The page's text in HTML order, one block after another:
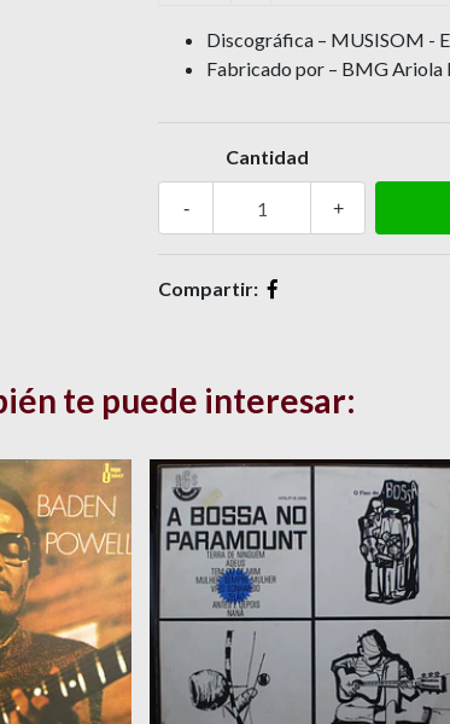
Discográfica – MUSISOM -
Fabricado por – BMG Ariola
Cantidad
+
-
Compartir:
te puede interesar: